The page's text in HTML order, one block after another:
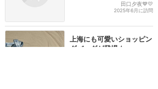
田口夕夜💙💛
2025年6月に訪問
上海にも可愛いショッピン
グバッグが登場‪☆